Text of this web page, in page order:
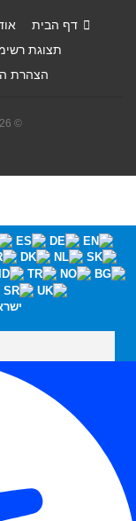
דף הבית
תצוגת
הצהרת
© 2026 - הפטריה. כל הזכויות שמורות.